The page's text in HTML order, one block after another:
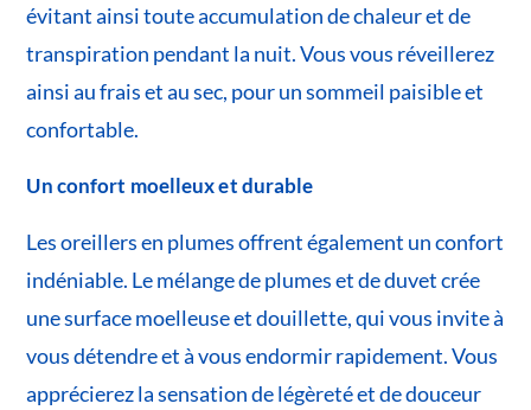
évitant ainsi toute accumulation de chaleur et de
transpiration pendant la nuit. Vous vous réveillerez
ainsi au frais et au sec, pour un sommeil paisible et
confortable.
Un confort moelleux et durable
Les oreillers en plumes offrent également un confort
indéniable. Le mélange de plumes et de duvet crée
une surface moelleuse et douillette, qui vous invite à
vous détendre et à vous endormir rapidement. Vous
apprécierez la sensation de légèreté et de douceur